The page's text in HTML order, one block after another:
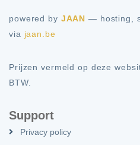
powered by JAAN — hosting,
via jaan.be
Prijzen vermeld op deze
BTW.
Support
Privacy policy